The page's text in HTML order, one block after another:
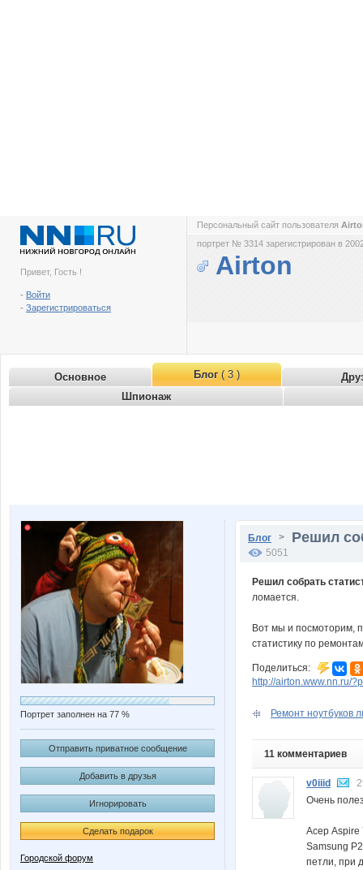
Привет, Гость !
- Войти
- Зарегистрироваться
Персональный сайт пользователя
портрет № 3314 зарегистрирован в
Airton
Основное Блог( 3 )
Шпионаж
Портрет заполнен на 77 %
Отправить приватное сообщение
Добавить в друзья
Игнорировать
Сделать подарок
Городской форум
Блог > Решил
5051
Решил собрать
ломается.
Вот мы и посмоторим,
статистику по
Поделиться:
http://airton.www.nn.ru/
Ремонт ноутбуков
11 комментариев
v0iiid
Очень
Асер Aspire
Samsung
петли, при